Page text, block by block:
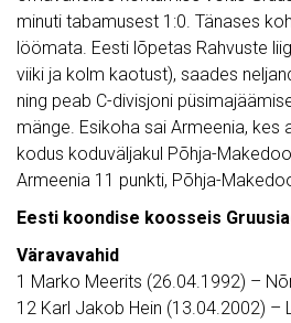
minuti tabamusest 1:0. Tänases
löömata. Eesti lõpetas Rahvuste
viiki ja kolm kaotust), saades
ning peab C-divisjoni
mänge. Esikoha sai Armeenia, kes
kodus koduväljakul Põhja-
Armeenia 11 punkti, Põhja-
Eesti koondise koosseis
Väravavahid
1 Marko Meerits (26.04.1992) –
12 Karl Jakob Hein (13.04.2002) –